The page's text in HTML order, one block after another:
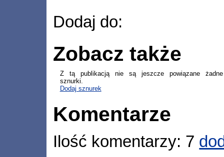
Dodaj do:
Zobacz także
Z tą publikacją nie są jeszcze powiązane żadne
sznurki.
Dodaj sznurek
Komentarze
Ilość komentarzy: 7